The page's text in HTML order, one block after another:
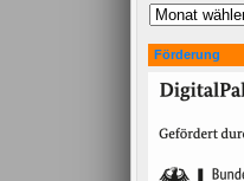
Förderung